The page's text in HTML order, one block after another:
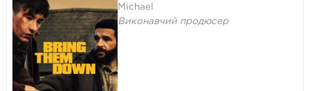
Michael
Виконавчий продюсер